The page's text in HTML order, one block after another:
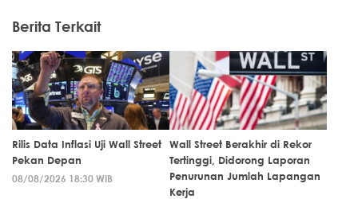
Berita Terkait
Rilis Data Inflasi Uji Wall Street
Pekan Depan
08/08/2026 18:30 WIB
Wall Street Berakhir di Rekor
Tertinggi, Didorong Laporan
Penurunan Jumlah Lapangan
Kerja